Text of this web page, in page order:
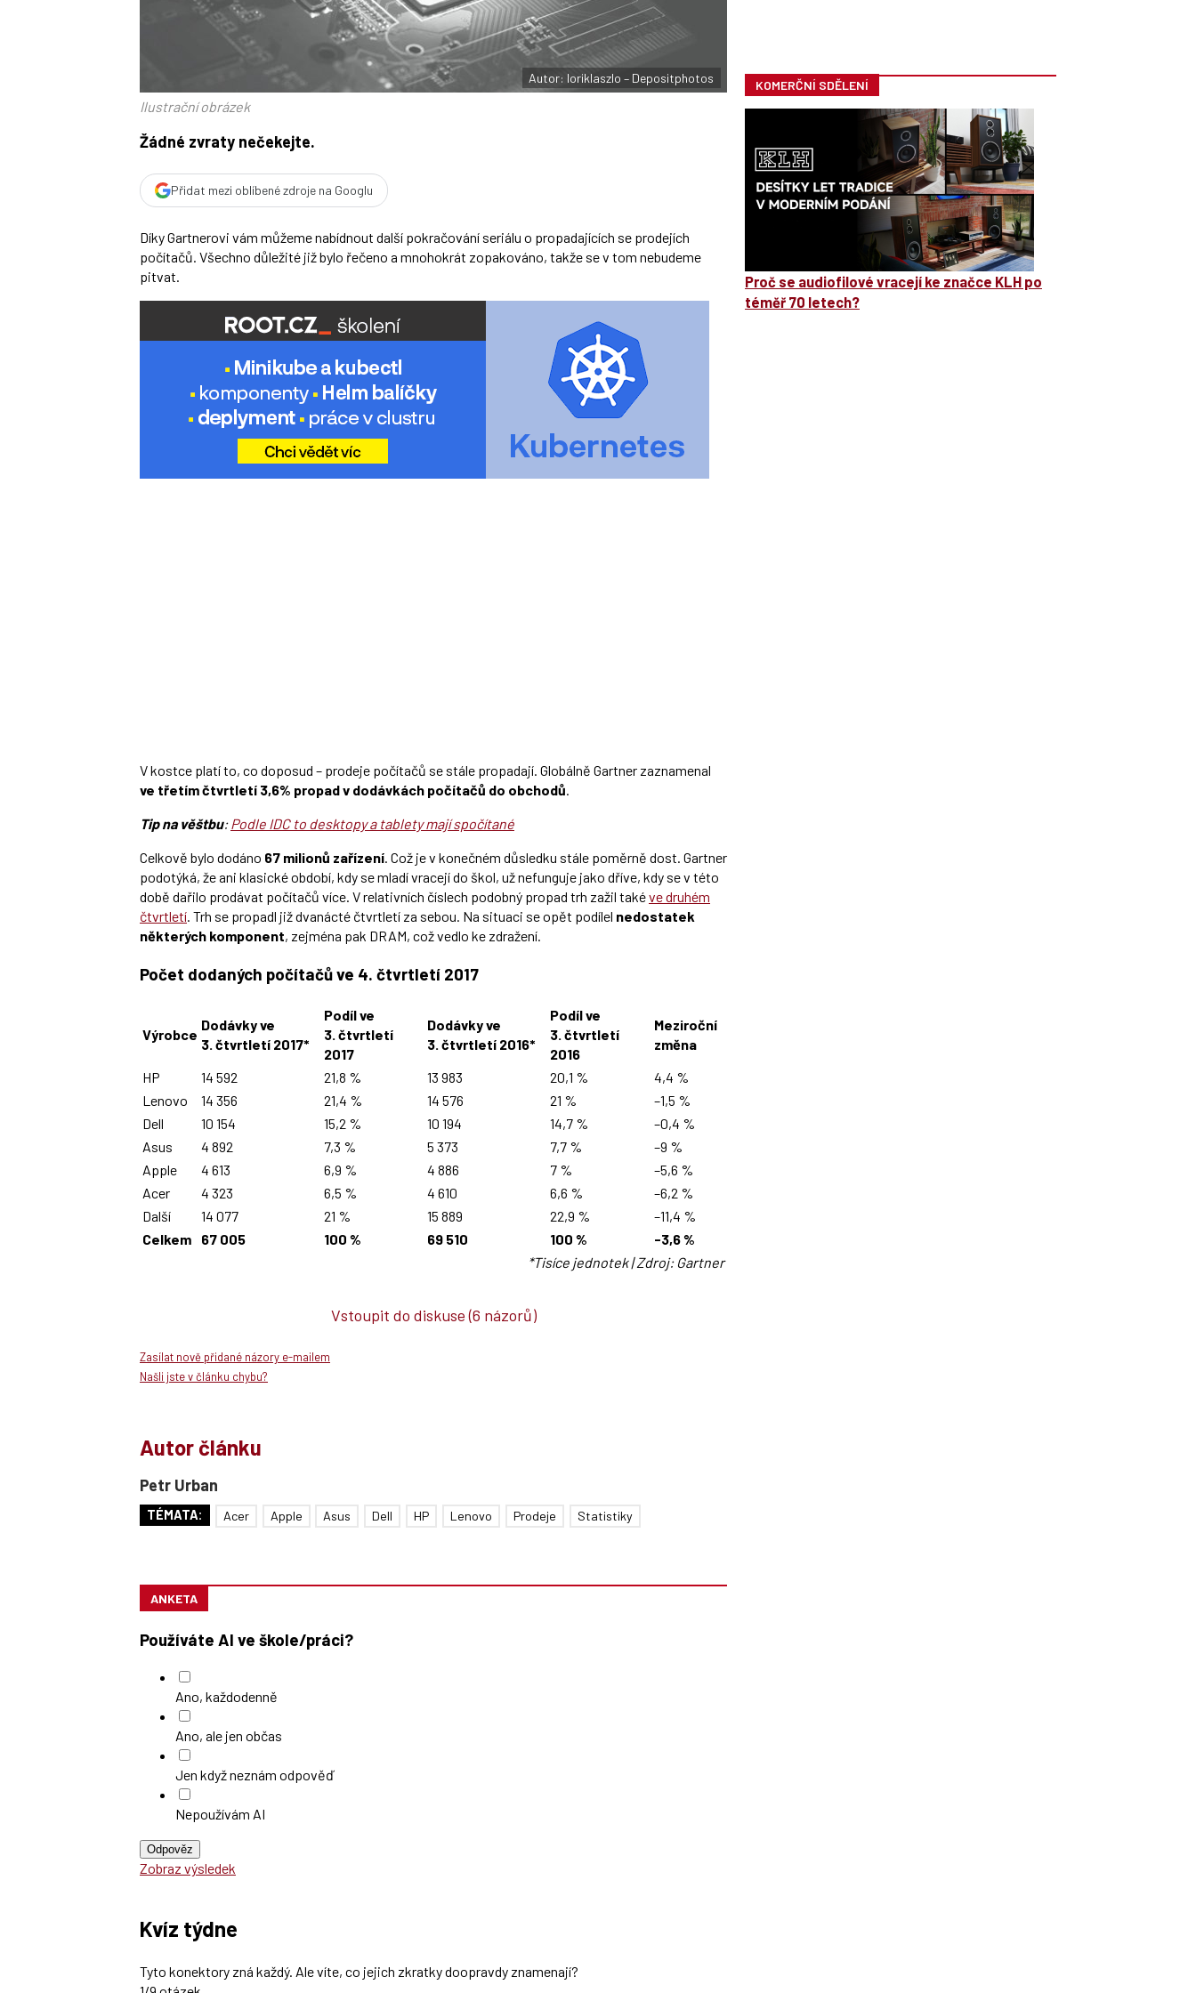
Autor: loriklaszlo – Depositphotos
Ilustrační obrázek
Žádné zvraty nečekejte.
Přidat mezi oblíbené zdroje na Googlu
Díky Gartnerovi vám můžeme nabídnout další pokračování seriálu o propadajících se prodejích
počítačů. Všechno důležité již bylo řečeno a mnohokrát zopakováno, takže se v tom nebudeme
pitvat.
V kostce platí to, co doposud – prodeje počítačů se stále propadají. Globálně Gartner zaznamenal
ve třetím čtvrtletí 3,6% propad v dodávkách počítačů do obchodů.
Tip na věštbu:Podle IDC to desktopy a tablety mají spočítané
Celkově bylo dodáno 67 milionů zařízení. Což je v konečném důsledku stále poměrně dost. Gartner
podotýká, že ani klasické období, kdy se mladí vracejí do škol, už nefunguje jako dříve, kdy se v této
době dařilo prodávat počítačů více. V relativních číslech podobný propad trh zažil takéve druhém
čtvrtletí. Trh se propadl již dvanácté čtvrtletí za sebou. Na situaci se opět podílel nedostatek
některých komponent, zejména pak DRAM, což vedlo ke zdražení.
Počet dodaných počítačů ve 4. čtvrtletí 2017
Výrobce
Dodávky ve
3. čtvrtletí 2017*
Podíl ve
3. čtvrtletí
2017
Dodávky ve
3. čtvrtletí 2016*
Podíl ve
3. čtvrtletí
2016
Meziroční
změna
HP
14 592 21,8 % 13 983 20,1 %
4,4 %
Lenovo
14 356 21,4 % 14 576 21 %
–1,5 %
Dell
10 154 15,2 % 10 194 14,7 %
–0,4 %
Asus
4 892 7,3 % 5 373 7,7 %
–9 %
Apple
4 613 6,9 % 4 886 7 %
–5,6 %
Acer
4 323 6,5 % 4 610 6,6 %
–6,2 %
Další
14 077 21 % 15 889 22,9 %
–11,4 %
Celkem
67 005 100 % 69 510 100 %
-3,6 %
*Tisíce jednotek | Zdroj: Gartner
Vstoupit do diskuse(6 názorů)
Zasílat nově přidané názory e-mailem
Našli jste v článku chybu?
Autor článku
Petr Urban
TÉMATA: Acer Apple Asus Dell HP Lenovo Prodeje Statistiky
ANKETA
Používáte AI ve škole/práci?
Ano, každodenně
Ano, ale jen občas
Jen když neznám odpověď
Nepoužívám AI
Odpověz
Zobraz výsledek
Kvíz týdne
Tyto konektory zná každý. Ale víte, co jejich zkratky doopravdy znamenají?
KOMERČNÍ SDĚLENÍ
Proč se audiofilové vracejí ke značce KLH po
téměř 70 letech?